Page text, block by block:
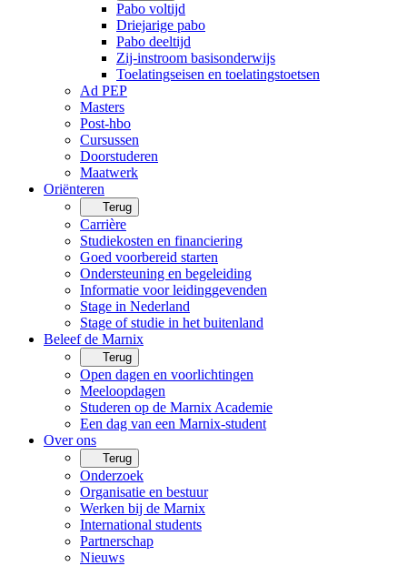
Pabo voltijd
Driejarige pabo
Pabo deeltijd
Zij-instroom basisonderwijs
Toelatingseisen en toelatingstoetsen
Ad PEP
Masters
Post-hbo
Cursussen
Doorstuderen
Maatwerk
Oriënteren
Terug
Carrière
Studiekosten en financiering
Goed voorbereid starten
Ondersteuning en begeleiding
Informatie voor leidinggevenden
Stage in Nederland
Stage of studie in het buitenland
Beleef de Marnix
Terug
Open dagen en voorlichtingen
Meeloopdagen
Studeren op de Marnix Academie
Een dag van een Marnix-student
Over ons
Terug
Onderzoek
Organisatie en bestuur
Werken bij de Marnix
International students
Partnerschap
Nieuws